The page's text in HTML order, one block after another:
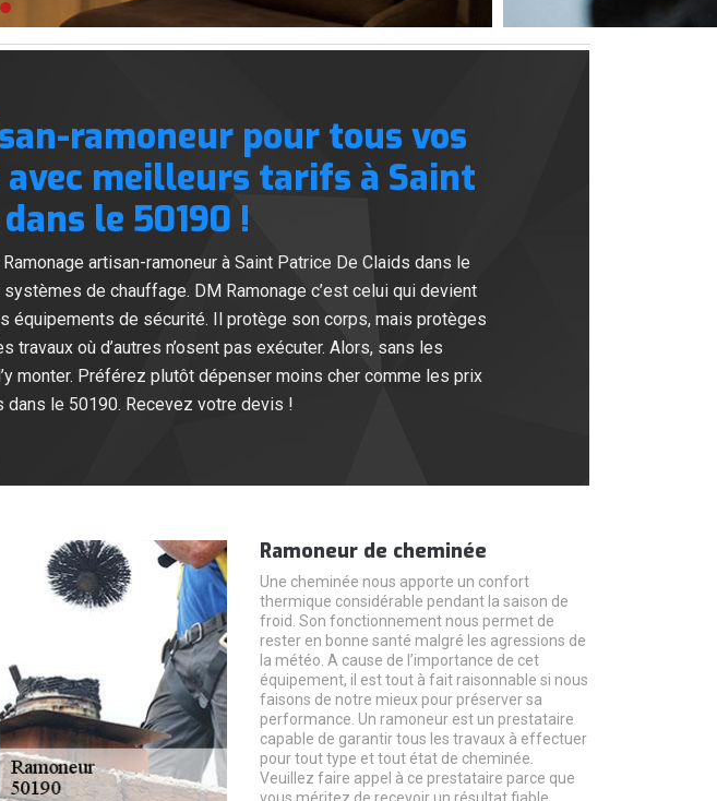
ramoneur pour tous vos
meilleurs tarifs à Saint
le 50190 !
artisan-ramoneur à Saint Patrice De Claids dans le
de chauffage. DM Ramonage c’est celui qui devient
équipements de sécurité. Il protège son corps, mais protèges
où d’autres n’osent pas exécuter. Alors, sans les
monter. Préférez plutôt dépenser moins cher comme les prix
dans le 50190. Recevez votre devis !
Ramoneur de cheminée
Une cheminée nous apporte un confort
thermique considérable pendant la saison de
froid. Son fonctionnement nous permet de
rester en bonne santé malgré les agressions de
la météo. A cause de l’importance de cet
équipement, il est tout à fait raisonnable si nous
faisons de notre mieux pour préserver sa
performance. Un ramoneur est un prestataire
capable de garantir tous les travaux à effectuer
pour tout type et tout état de cheminée.
Veuillez faire appel à ce prestataire parce que